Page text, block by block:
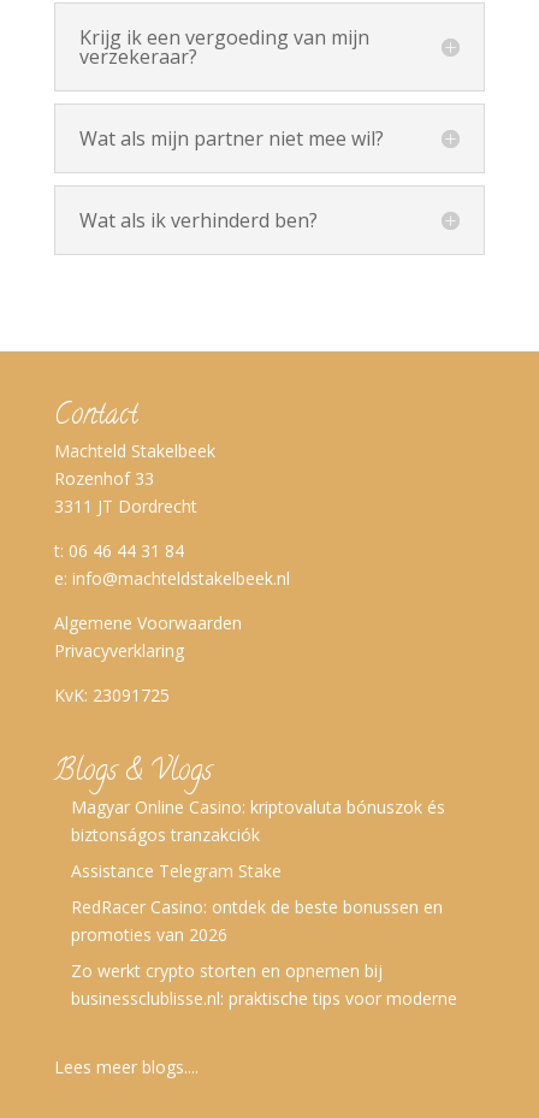
Krijg ik een vergoeding van mijn
verzekeraar?
Wat als mijn partner niet mee wil?
Wat als ik verhinderd ben?
Contact
Machteld Stakelbeek
Rozenhof 33
3311 JT Dordrecht
t: 06 46 44 31 84
e: info@machteldstakelbeek.nl
Algemene Voorwaarden
Privacyverklaring
KvK: 23091725
Blogs & Vlogs
Magyar Online Casino: kriptovaluta bónuszok és
biztonságos tranzakciók
Assistance Telegram Stake
RedRacer Casino: ontdek de beste bonussen en
promoties van 2026
Zo werkt crypto storten en opnemen bij
businessclublisse.nl: praktische tips voor moderne
Lees meer blogs....